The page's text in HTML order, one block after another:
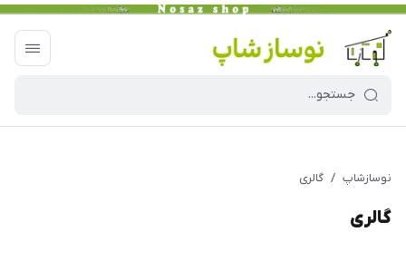
نوسازشاپ / گالری
گالری